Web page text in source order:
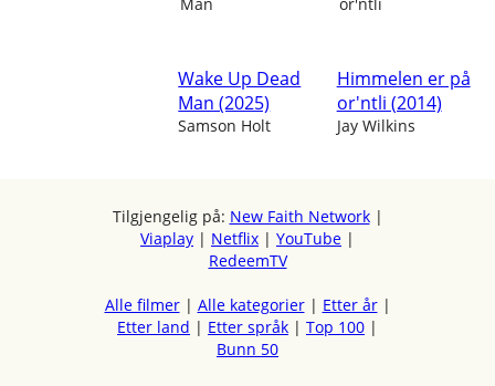
Wake Up Dead
Man (2025)
Samson Holt
Himmelen er på
or'ntli (2014)
Jay Wilkins
Tilgjengelig på: New Faith Network|
Viaplay | Netflix | YouTube |
RedeemTV
Alle filmer| Alle kategorier| Etter år|
Etter land | Etter språk | Top 100 |
Bunn 50